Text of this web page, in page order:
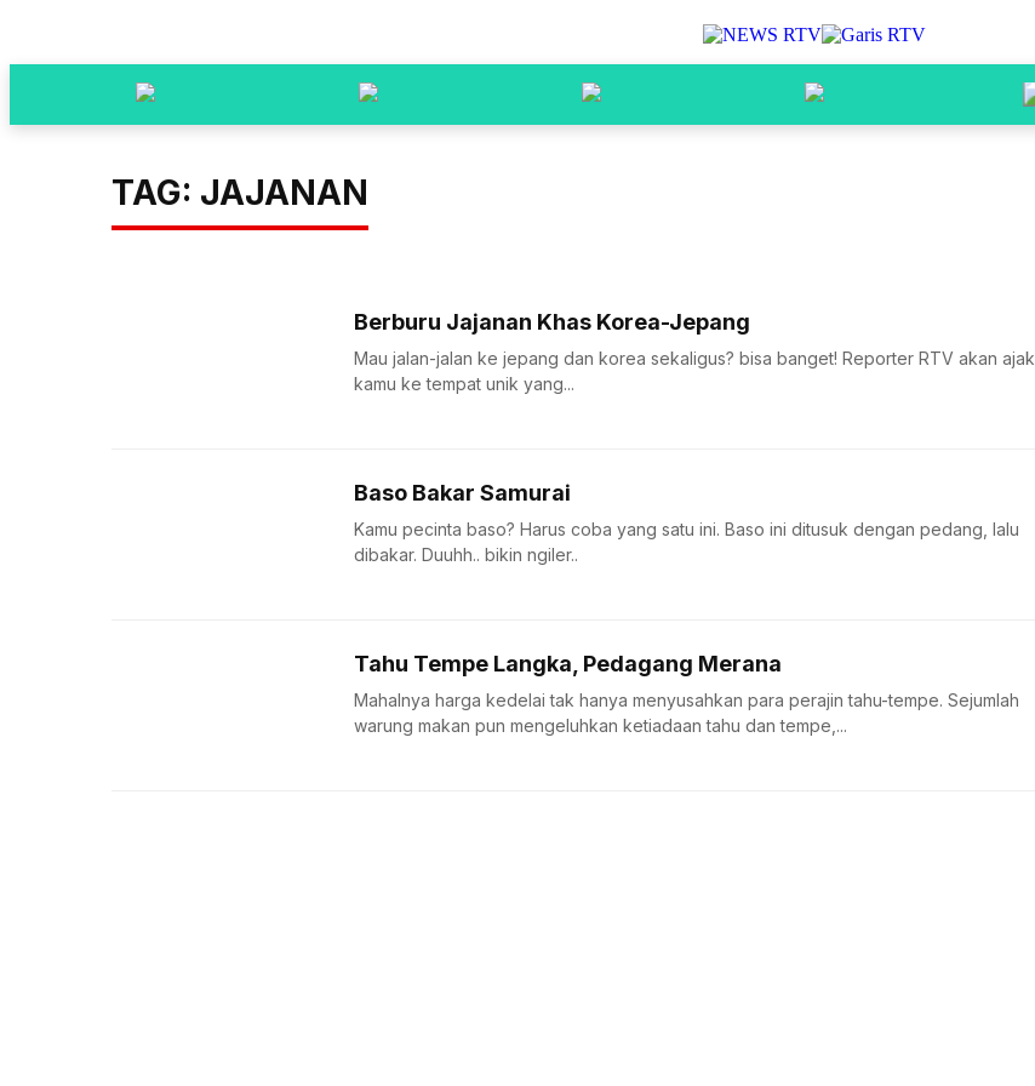
TAG: JAJANAN
Berburu Jajanan Khas Korea-Jepang
Mau jalan-jalan ke jepang dan korea sekaligus? bisa banget! Reporter RTV akan ajak
kamu ke tempat unik yang...
Baso Bakar Samurai
Kamu pecinta baso? Harus coba yang satu ini. Baso ini ditusuk dengan pedang, lalu
dibakar. Duuhh.. bikin ngiler..
Tahu Tempe Langka, Pedagang Merana
Mahalnya harga kedelai tak hanya menyusahkan para perajin tahu-tempe. Sejumlah
warung makan pun mengeluhkan ketiadaan tahu dan tempe,...